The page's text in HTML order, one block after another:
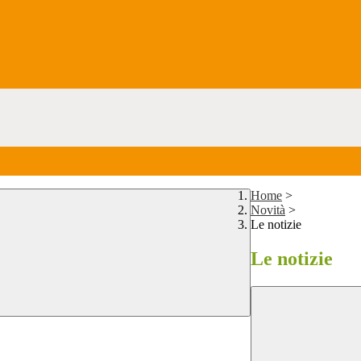
Home >
Novità >
Le notizie
Le notizie